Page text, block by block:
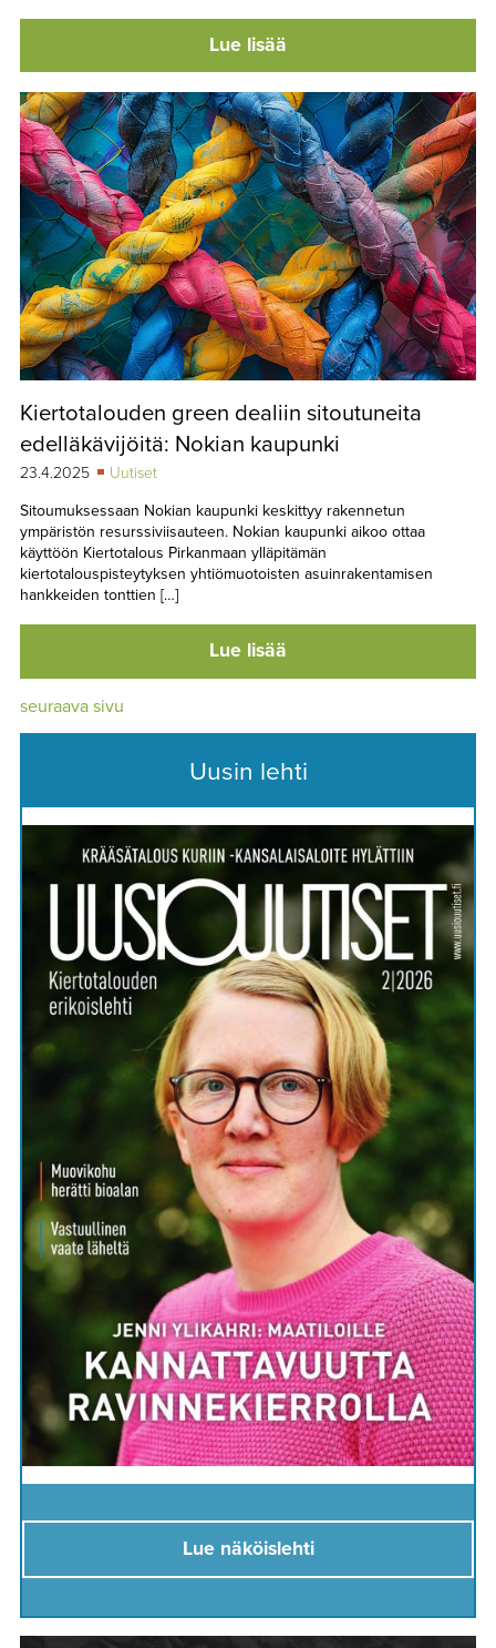
Lue lisää
Kiertotalouden green dealiin sitoutuneita
edelläkävijöitä: Nokian kaupunki
23.4.2025
Uutiset
Sitoumuksessaan Nokian kaupunki keskittyy rakennetun
ympäristön resurssiviisauteen. Nokian kaupunki aikoo ottaa
käyttöön Kiertotalous Pirkanmaan ylläpitämän
kiertotalouspisteytyksen yhtiömuotoisten asuinrakentamisen
hankkeiden tonttien […]
Lue lisää
seuraava sivu
Uusin lehti
Lue näköislehti